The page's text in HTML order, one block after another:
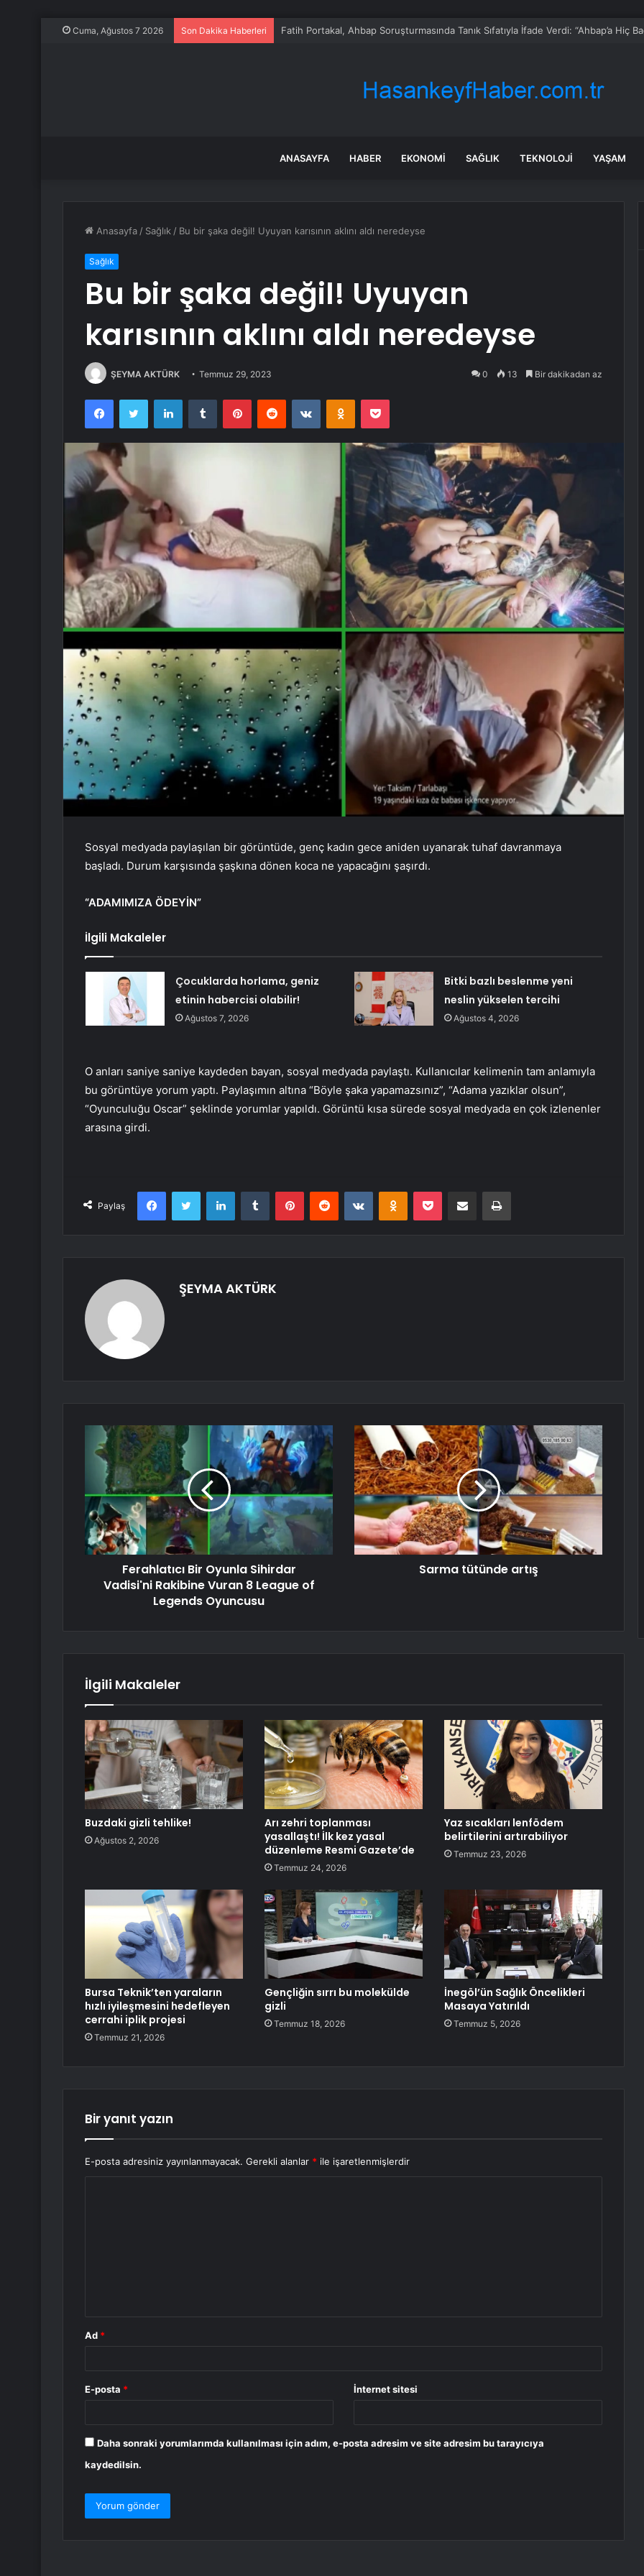
Cuma, Ağustos 7 2026 Son Dakika Haberleri Fatih Portakal, Ahbap Soruşturmasında Tanık Sıfatıyla İfade Verdi: “Ahbap’a Hiç
ANASAYFA HABER EKONOMI SAĞLIK TEKNOLOJI YAŞAM
Anasayfa / Sağlık / Bu bir şaka değil! Uyuyan karısının aklını aldı neredeyse
Sağlık
Bu bir şaka değil! Uyuyan
karısının aklını aldı neredeyse
ŞEYMA AKTÜRK Temmuz 29, 2023 0 13 Bir dakikadan az
FacebookTwitter LinkedInTumblr PinterestReddit VKontakteOdnoklassniki
Pocket
Sosyal medyada paylaşılan bir görüntüde, genç kadın gece aniden uyanarak tuhaf davranmaya
başladı. Durum karşısında şaşkına dönen koca ne yapacağını şaşırdı.
“ADAMIMIZA ÖDEYİN”
İlgili Makaleler
Çocuklarda horlama, geniz
etinin habercisi olabilir!
Ağustos 7, 2026
Bitki bazlı beslenme yeni
neslin yükselen tercihi
Ağustos 4, 2026
O anları saniye saniye kaydeden bayan, sosyal medyada paylaştı. Kullanıcılar kelimenin tam anlamıyla
bu görüntüye yorum yaptı. Paylaşımın altına “Böyle şaka yapamazsınız”, “Adama yazıklar olsun”,
“Oyunculuğu Oscar” şeklinde yorumlar yapıldı. Görüntü kısa sürede sosyal medyada en çok izlenenler
arasına girdi.
Paylaş
FacebookTwitter LinkedInTumblr PinterestReddit VKontakteOdnoklassniki
Pocket E-Posta ile paylaş Yazdır
ŞEYMA AKTÜRK
Ferahlatıcı Bir Oyunla Sihirdar
Vadisi'ni Rakibine Vuran 8 League of
Legends Oyuncusu
Sarma tütünde artış
İlgili Makaleler
Buzdaki gizli tehlike!
Ağustos 2, 2026
Arı zehri toplanması
yasallaştı! İlk kez yasal
düzenleme Resmi Gazete’de
Temmuz 24, 2026
Yaz sıcakları lenfödem
belirtilerini artırabiliyor
Temmuz 23, 2026
Bursa Teknik’ten yaraların
hızlı iyileşmesini hedefleyen
cerrahi iplik projesi
Temmuz 21, 2026
Gençliğin sırrı bu molekülde
gizli
Temmuz 18, 2026
İnegöl’ün Sağlık Öncelikleri
Masaya Yatırıldı
Temmuz 5, 2026
Bir yanıt yazın
E-posta adresiniz yayınlanmayacak. Gerekli alanlar * ile işaretlenmişlerdir
Ad *
E-posta * İnternet sitesi
Daha sonraki yorumlarımda kullanılması için adım, e-posta adresim ve site adresim bu tarayıcıya
kaydedilsin.